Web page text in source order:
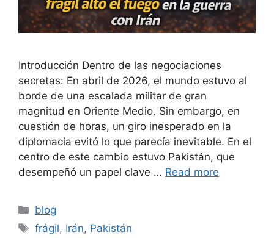
Introducción Dentro de las negociaciones
secretas: En abril de 2026, el mundo estuvo al
borde de una escalada militar de gran
magnitud en Oriente Medio. Sin embargo, en
cuestión de horas, un giro inesperado en la
diplomacia evitó lo que parecía inevitable. En el
centro de este cambio estuvo Pakistán, que
desempeñó un papel clave … Read more
Categories
blog
Tags
frágil, Irán, Pakistán